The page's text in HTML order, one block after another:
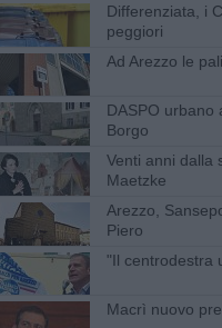
Differenziata, i
peggiori
Ad Arezzo le
DASPO urbano
Borgo
Venti anni dalla
Maetzke
Arezzo,
Piero
"Il centrodestra
Macrì nuovo